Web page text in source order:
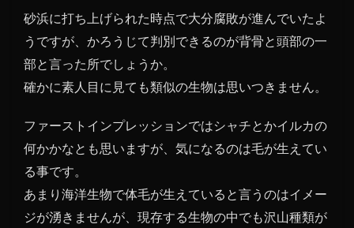
1.1
恐る
べし
サハ
モン
スタ
正体
真相
砂浜に打ち上げられた時点で大分腐敗が進んでいたよ
うですが、かろうじて判別できるのが背骨と頭部の一
部と言った所でしょうか。
確かに素人目に見ても類似の生物は思いつきません。
ファーストインプレッションではシャチとかイルカの
何かかなとも思いますが、気になるのは毛が生えてい
る事です。
あまり海洋生物で体毛が生えていると言うのはイメー
ジが湧きませんが、現存する生物の中でも沢山種類が